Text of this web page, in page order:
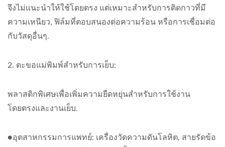
จึงไม่แนะนำให้ใช้โดยตรง แต่เหมาะสำหรับการติดกาวที่มี
ความเหนียว, ฟิล์มที่ตอบสนองต่อความร้อน หรือการเชื่อมต่อ
กับวัสดุอื่นๆ.
2. ตะขอแม่พิมพ์สำหรับการเย็บ:
พลาสติกพิเศษเพื่อเพิ่มความยืดหยุ่นสำหรับการใช้งาน
โดยตรงและงานเย็บ.
●อุตสาหกรรมการแพทย์: เครื่องวัดความดันโลหิต, สายรัดข้อ